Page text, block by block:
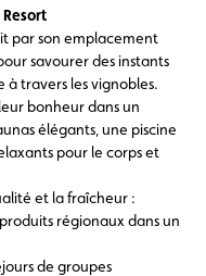
par son emplacement
savourer des instants
à travers les vignobles.
bonheur dans un
élégants, une piscine
pour le corps et
et la fraîcheur :
régionaux dans un
de groupes